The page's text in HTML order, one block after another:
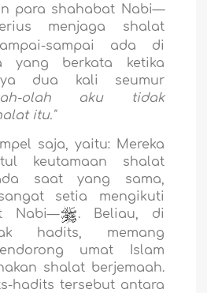
para shahabat Nabi—
menjaga shalat
sampai ada di
yang berkata ketika
dua kali seumur
olah aku tidak
itu."
saja, yaitu: Mereka
keutamaan shalat
saat yang sama,
setia mengikuti
Nabi—
. Beliau, di
hadits, memang
umat Islam
shalat berjemaah.
hadits tersebut antara